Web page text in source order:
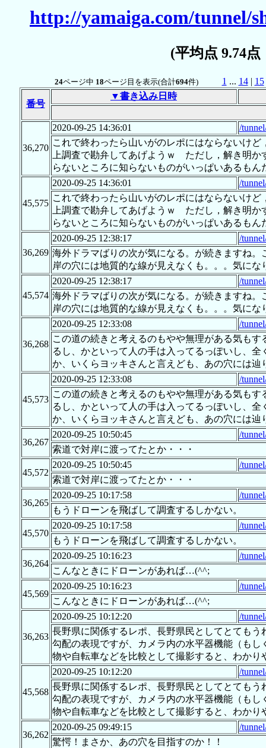
http://yamaiga.com/tunnel/
(平均点 9.74
24ページ中 18ページ目を表示(合計694件) 1 ... 14| 15
番号
▼書き込み日時
36,270
2020-09-25 14:36:01
/
これで終わったら山いがのレポにはならないけ
上調査で勘弁してあげようｗ ただし，解き明
らないところに知らないものがいっぱいあるもん
45,575
2020-09-25 14:36:01
/
これで終わったら山いがのレポにはならないけ
上調査で勘弁してあげようｗ ただし，解き明
らないところに知らないものがいっぱいあるもん
36,269
2020-09-25 12:38:17
/
海外ドラマばりの次が気になる。が続きますね
岸の穴には地質的な線が見えなくも。。。気にな
45,574
2020-09-25 12:38:17
/
海外ドラマばりの次が気になる。が続きますね
岸の穴には地質的な線が見えなくも。。。気にな
36,268
2020-09-25 12:33:08
/
この道の続きと考えるのもやや無理がある気も
るし、かといって人の手は入ってるっぽいし、
か、いくらヨッキさんと言えども、あの穴には
45,573
2020-09-25 12:33:08
/
この道の続きと考えるのもやや無理がある気も
るし、かといって人の手は入ってるっぽいし、
か、いくらヨッキさんと言えども、あの穴には
36,267
2020-09-25 10:50:45
/
索道で対岸に渡ってたとか・・・
45,572
2020-09-25 10:50:45
/
索道で対岸に渡ってたとか・・・
36,265
2020-09-25 10:17:58
/
もうドローンを飛ばして調査するしかない。
45,570
2020-09-25 10:17:58
/
もうドローンを飛ばして調査するしかない。
36,264
2020-09-25 10:16:23
/
こんなときにドローンがあれば…(^^;
45,569
2020-09-25 10:16:23
/
こんなときにドローンがあれば…(^^;
36,263
2020-09-25 10:12:20
/
長野県に関係するレポ、長野県民としてとても
勾配の表現ですが、カメラ内の水平器機能（も
物や自転車などを比較として撮影すると、わかり
45,568
2020-09-25 10:12:20
/
長野県に関係するレポ、長野県民としてとても
勾配の表現ですが、カメラ内の水平器機能（も
物や自転車などを比較として撮影すると、わかり
36,262
2020-09-25 09:49:15
/
驚愕！まさか、あの穴を目指すのか！！